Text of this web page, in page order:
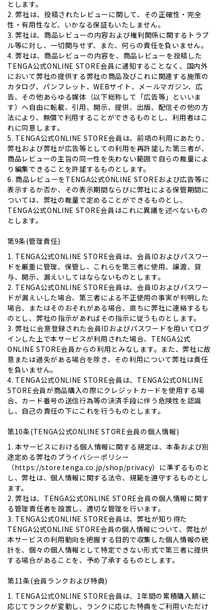
とします。
2. 弊社は、投稿されたレビューに関して、その正確性・完全
性・有用性など、いかなる保証もいたしません。
3. 弊社は、商品レビューの内容および権利関係に関するトラブ
ル等に対し、一切関与せず、また、何らの責任を負いません。
4. 弊社は、商品レビューの内容を、商品レビューを投稿した
TENGA公式ONLINE STORE会員に通知することなく、国内外
において弊社の提供する弊社の商品及びこれに関連する施策の
カタログ、パンフレット、WEBサイト、メールマガジン、広
告、その他あらゆる媒体（以下総称して「広告等」といいま
す）へ自由に転載、引用、開示、提供、出版、配信その他の方
法により、無償で利用することができるものとし、利用者はこ
れに同意します。
5. TENGA公式ONLINE STORE会員は、前項の利用にあたり、
弊社および弊社が広告等としての利用を再許諾した第三者が、
商品レビューの主旨の同一性を失わない範囲で自らの裁量によ
り編集できることを許諾するものとします。
6. 商品レビューをTENGA公式ONLINE STOREおよび広告等に
表示するか否か、その表示期間ならびに弊社による保管期間に
ついては、弊社の裁量で定めることができるものとし、
TENGA公式ONLINE STORE会員はこれに異議を述べないもの
とします。
第9条(管理責任)
1. TENGA公式ONLINE STORE会員は、会員IDおよびパスワー
ドを厳重に管理、保管し、これらを第三者に使用、譲渡、貸
与、開示、漏えいしてはならないものとします。
2. TENGA公式ONLINE STORE会員は、会員IDおよびパスワー
ドが漏えいした場合、第三者による不正使用の事実が判明した
場合、またはそのおそれがある場合、直ちに弊社に連絡するも
のとし、弊社の指示があればその指示に従うものとします。
3. 弊社に会意登録された会員IDおよびパスワードを用いてログ
インした上で本サービスが利用された場合、TENGA公式
ONLINE STORE会員からの利用とみなします。また、弊社に故
意または過失がある場合を除き、その利用について弊社は責任
を負いません。
4. TENGA公式ONLINE STORE会員は、TENGA公式ONLINE
STORE会員が商品購入の際にクレジットカードを使用する場
合、カード番号の送信行為等の決済手段に伴う危険性を認識
し、自己の責任の下にこれを行うものとします。
第10条(TENGA公式ONLINE STORE会員の個人情報)
1. 本サービスにおける個人情報に関する規定は、本条および別
途定める弊社のプライバシーポリシー
（https://store.tenga.co.jp/shop/privacy）に準ずるものと
し、弊社は、個人情報に関する法令、規範を遵守するものとし
ます。
2. 弊社は、TENGA公式ONLINE STORE会員の個人情報に関す
る管理責任者を設置し、適切な管理を行います。
3. TENGA公式ONLINE STORE会員は、弊社が知り得た
TENGA公式ONLINE STORE会員の個人情報について、弊社が
本サービスの利用動向を把握する目的で収集した個人情報の統
計を、個々の個人情報として特定できない形式で第三者に提供
する場合があることを、予め了承するものとします。
第11条(会員ランクおよび特典)
1. TENGA公式ONLINE STORE会員は、1年間の累積購入額に
応じてランクが変動し、ランクに応じた特典をご利用いただけ